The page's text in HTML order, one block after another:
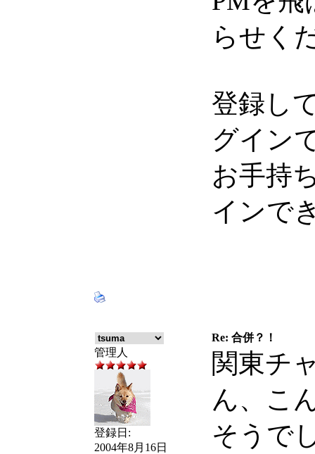
らせく
登録し
グイン
お手持
インで
Re: 合併？！
管理人
登録日:
2004年8月16日
関東チ
ん、こ
そうで